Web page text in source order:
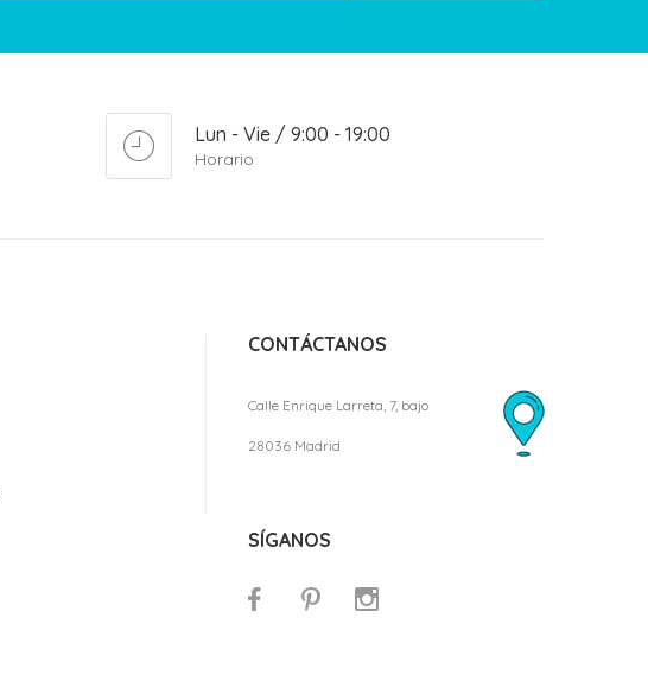
Lun - Vie / 9:00 - 19:00
Horario
CONTÁCTANOS
Calle Enrique Larreta, 7, bajo
28036 Madrid
SÍGANOS